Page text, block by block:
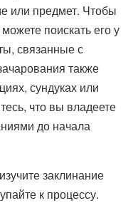
или предмет. Чтобы
поискать его у
связанные с
также
сундуках или
что вы владеете
до начала
заклинание
к процессу.